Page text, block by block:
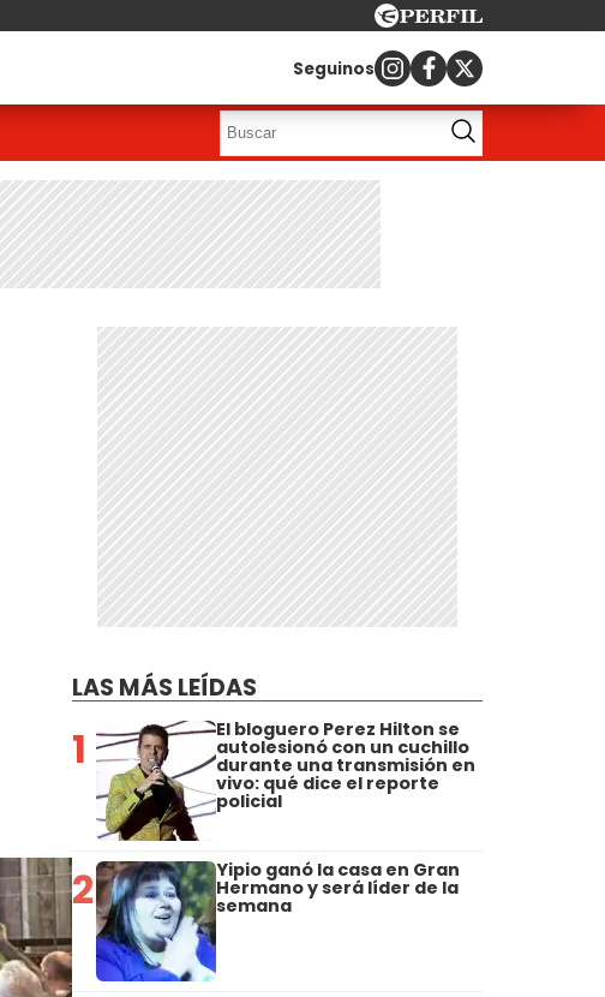
Seguinos
LAS MÁS LEÍDAS
1 El bloguero Perez Hilton se
autolesionó con un cuchillo
durante una transmisión en
vivo: qué dice el reporte
policial
2 Yipio ganó la casa en Gran
Hermano y será líder de la
semana